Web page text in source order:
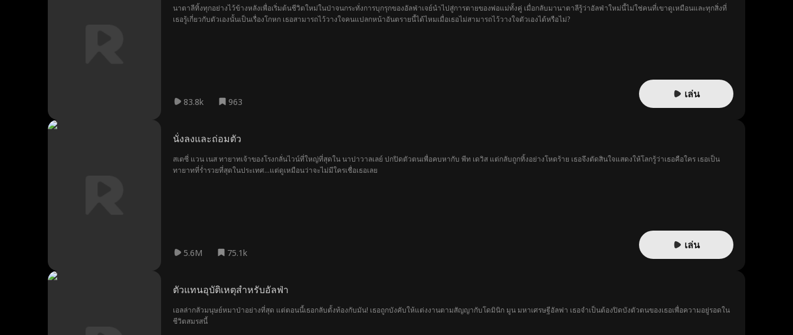
นาตาลีทิ้งทุกอย่างไว้ข้างหลังเพื่อเริ่มต้นชีวิตใหม่ในป่าจนกระทั่งการบุกรุกของอัลฟ่าเจย์นำไปสู่การตายของพ่อแม่ทั้งคู่ เมื่อกลับมานาตาลีรู้ว่าอัลฟ่าใหม่นี้ไม่ใช่คนที่เขาดูเหมือนและทุกสิ่งที่
เธอรู้เกี่ยวกับตัวเองนั้นเป็นเรื่องโกหก เธอสามารถไว้วางใจคนแปลกหน้าอันตรายนี้ได้ไหมเมื่อเธอไม่สามารถไว้วางใจตัวเองได้หรือไม่?
83.8k 963
เล่น
นั่งลงและถ่อมตัว
สเตซี่ แวน เนส ทายาทเจ้าของโรงกลั่นไวน์ที่ใหญ่ที่สุดใน นาปาวาลเลย์ ปกปิดตัวตนเพื่อคบหากับ พีท เดวิส แต่กลับถูกทิ้งอย่างโหดร้าย เธอจึงตัดสินใจแสดงให้โลกรู้ว่าเธอคือใคร เธอเป็น
ทายาทที่ร่ำรวยที่สุดในประเทศ...แต่ดูเหมือนว่าจะไม่มีใครเชื่อเธอเลย
5.6M 75.1k
เล่น
ตัวแทนอุบัติเหตุสำหรับอัลฟ่า
เอลล่ากลัวมนุษย์หมาป่าอย่างที่สุด แต่ตอนนี้เธอกลับตั้งท้องกับมัน! เธอถูกบังคับให้แต่งงานตามสัญญากับโดมินิก มูน มหาเศรษฐีอัลฟา เธอจำเป็นต้องปิดบังตัวตนของเธอเพื่อความอยู่รอดใน
ชีวิตสมรสนี้